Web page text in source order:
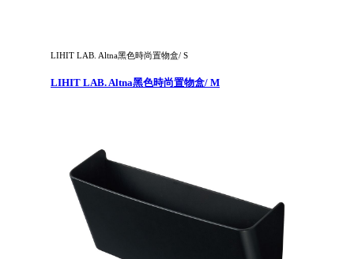
LIHIT LAB. Altna黑色時尚置物盒/ S
LIHIT LAB. Altna黑色時尚置物盒/ M